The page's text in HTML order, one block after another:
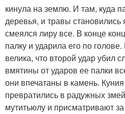
кинула на землю. И там, куда
деревья, и травы
смеялся лиру все. В конце
палку и ударила его по
велика, что второй удар убил
вмятины от ударов ее палки
они впечатаны в камень.
превратились в радужных
мутитьюлу и присматривают